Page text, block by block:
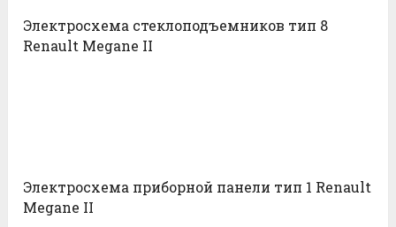
Электросхема стеклоподъемников тип 8
Renault Megane II
Электросхема приборной панели тип 1 Renault
Megane II